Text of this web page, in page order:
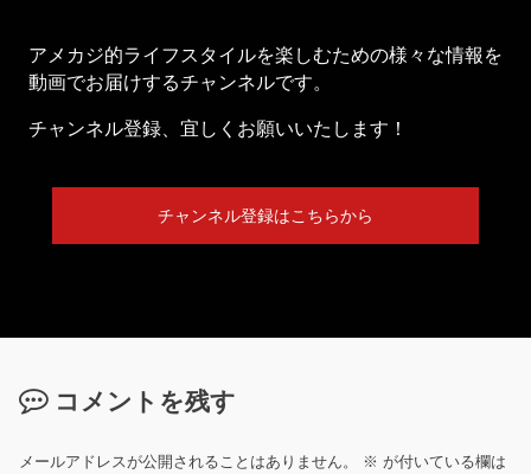
アメカジ的ライフスタイルを楽しむための様々な情報を
動画でお届けするチャンネルです。
チャンネル登録、宜しくお願いいたします！
チャンネル登録はこちらから
コメントを残す
メールアドレスが公開されることはありません。 ※ が付いている欄は